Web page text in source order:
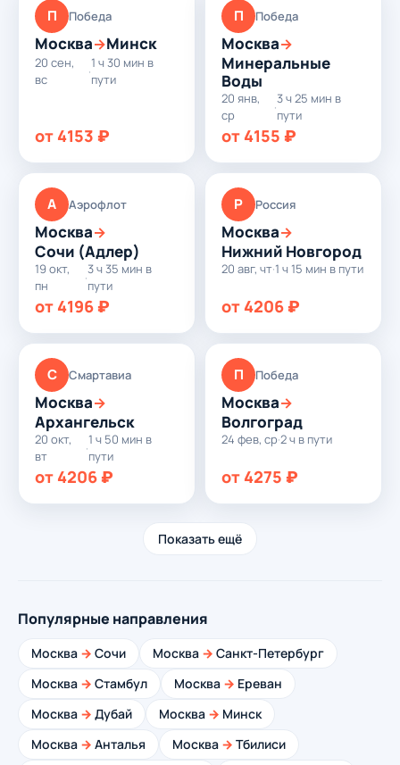
П Победа
Москва→Минск
20 сен,
вс
·
1 ч 30 мин в
пути
от 4153 ₽
П Победа
Москва→
Минеральные
Воды
20 янв,
ср
·
3 ч 25 мин в
пути
от 4155 ₽
А Аэрофлот
Москва→
Сочи (Адлер)
19 окт,
пн
·
3 ч 35 мин в
пути
от 4196 ₽
Р Россия
Москва→
Нижний Новгород
20 авг, чт·1 ч 15 мин в пути
от 4206 ₽
С Смартавиа
Москва→
Архангельск
20 окт,
вт
·
1 ч 50 мин в
пути
от 4206 ₽
П Победа
Москва→
Волгоград
24 фев, ср·2 ч в пути
от 4275 ₽
Показать ещё
Популярные направления
Москва → Сочи Москва → Санкт-Петербург
Москва → Стамбул Москва → Ереван
Москва → Дубай Москва → Минск
Москва → Анталья Москва → Тбилиси